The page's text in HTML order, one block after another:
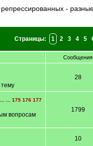
репрессированных -
Страницы: 1 2 3 4 5
Сообщения
28
... 175 176 177
вопросам
1799
10